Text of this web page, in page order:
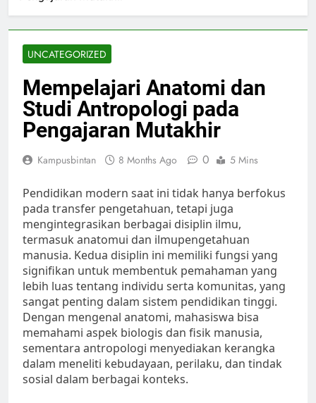
UNCATEGORIZED
Mempelajari Anatomi dan
Studi Antropologi pada
Pengajaran Mutakhir
Kampusbintan 8 Months Ago 0 5 Mins
Pendidikan modern saat ini tidak hanya berfokus
pada transfer pengetahuan, tetapi juga
mengintegrasikan berbagai disiplin ilmu,
termasuk anatomui dan ilmupengetahuan
manusia. Kedua disiplin ini memiliki fungsi yang
signifikan untuk membentuk pemahaman yang
lebih luas tentang individu serta komunitas, yang
sangat penting dalam sistem pendidikan tinggi.
Dengan mengenal anatomi, mahasiswa bisa
memahami aspek biologis dan fisik manusia,
sementara antropologi menyediakan kerangka
dalam meneliti kebudayaan, perilaku, dan tindak
sosial dalam berbagai konteks.